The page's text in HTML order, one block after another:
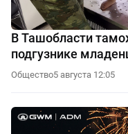
В Ташобласти
подгузнике
Общество5 августа 12:05